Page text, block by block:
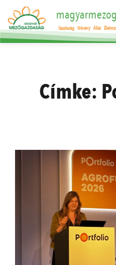
Gazdaság Növény Állat
Címke: